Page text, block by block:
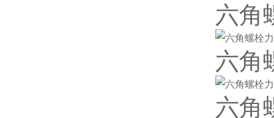
六角
六角
六角